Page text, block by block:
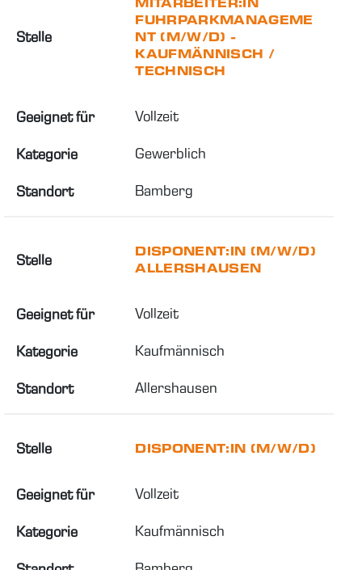
Stelle
FUHRPARKMANAGEME
NT (M/W/D) -
KAUFMÄNNISCH /
TECHNISCH
Geeignet für Vollzeit
Kategorie Gewerblich
Standort Bamberg
Stelle
DISPONENT:IN (M/W/D)
ALLERSHAUSEN
Geeignet für Vollzeit
Kategorie Kaufmännisch
Standort Allershausen
Stelle DISPONENT:IN (M/W/D)
Geeignet für Vollzeit
Kategorie Kaufmännisch